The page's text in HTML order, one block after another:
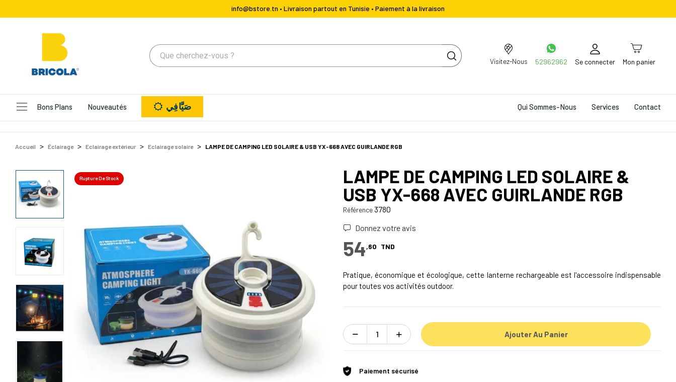
info@bstore.tn • Livraison partout en Tunisie • Paiement à la livraison
Visitez-Nous 52962962 Se connecter Mon panier
Bons Plans Nouveautés Qui Sommes-Nous Services Contact صَيَّافِي
Accueil Éclairage Eclairage extérieur Eclairage solaire LAMPE DE CAMPING LED SOLAIRE & USB YX-668 AVEC GUIRLANDE RGB
Rupture De Stock
LAMPE DE CAMPING LED SOLAIRE &
USB YX-668 AVEC GUIRLANDE RGB
Référence3780
Donnez votre avis
54,60 TND
Pratique, économique et écologique, cette lanterne rechargeable est l'accessoire indispensable
pour toutes vos activités outdoor.
Ajouter Au Panier
Paiement sécurisé